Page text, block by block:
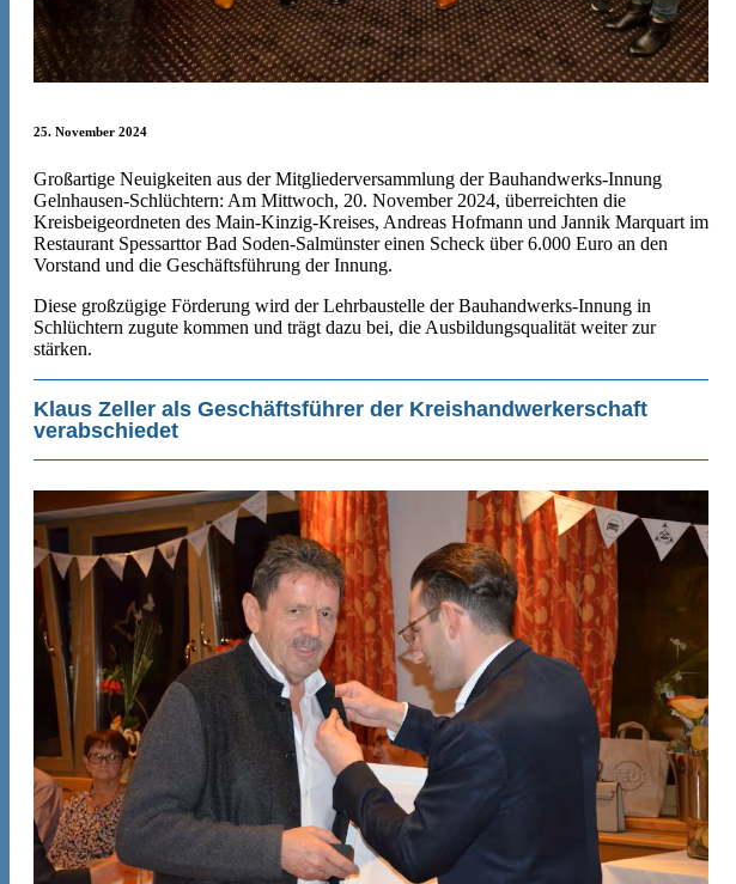
25. November 2024
Großartige Neuigkeiten aus der Mitgliederversammlung der Bauhandwerks-Innung
Gelnhausen-Schlüchtern: Am Mittwoch, 20. November 2024, überreichten die
Kreisbeigeordneten des Main-Kinzig-Kreises, Andreas Hofmann und Jannik Marquart im
Restaurant Spessarttor Bad Soden-Salmünster einen Scheck über 6.000 Euro an den
Vorstand und die Geschäftsführung der Innung.
Diese großzügige Förderung wird der Lehrbaustelle der Bauhandwerks-Innung in
Schlüchtern zugute kommen und trägt dazu bei, die Ausbildungsqualität weiter zur
stärken.
Klaus Zeller als Geschäftsführer der Kreishandwerkerschaft
verabschiedet